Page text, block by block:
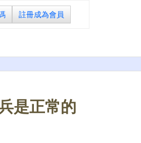
註冊成為會員
是正常的